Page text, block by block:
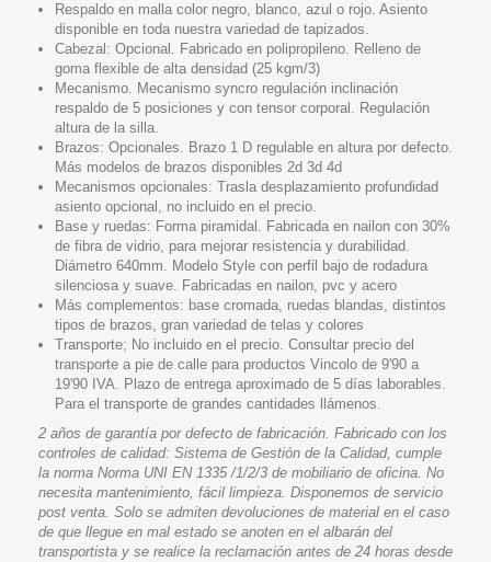
Respaldo en malla color negro, blanco, azul o rojo. Asiento
disponible en toda nuestra variedad de tapizados.
Cabezal: Opcional . Fabricado en polipropileno. Relleno de
goma flexible de alta densidad (25 kgm/3)
Mecanismo. Mecanismo syncro regulación inclinación
respaldo de 5 posiciones y con tensor corporal. Regulación
altura de la silla.
Brazos: Opcionales. Brazo 1 D regulable en altura por defecto.
Más modelos de brazos disponibles 2d 3d 4d
Mecanismos opcionales: Trasla desplazamiento profundidad
asiento opcional, no incluido en el precio.
Base y ruedas: Forma piramidal. Fabricada en nailon con 30%
de fibra de vidrio, para mejorar resistencia y durabilidad.
Diámetro 640mm. Modelo Style con perfil bajo de rodadura
silenciosa y suave. Fabricadas en nailon, pvc y acero
Más complementos: base cromada, ruedas blandas, distintos
tipos de brazos, gran variedad de telas y colores
Transporte; No incluido en el precio. Consultar precio del
transporte a pie de calle para productos Vincolo de 9'90 a
19'90 IVA. Plazo de entrega aproximado de 5 días laborables.
Para el transporte de grandes cantidades llámenos.
2 años de garantía por defecto de fabricación. Fabricado con los
controles de calidad: Sistema de Gestión de la Calidad, cumple
la norma Norma UNI EN 1335 /1/2/3 de mobiliario de oficina. No
necesita mantenimiento, fácil limpieza. Disponemos de servicio
post venta. Solo se admiten devoluciones de material en el caso
de que llegue en mal estado se anoten en el albarán del
transportista y se realice la reclamación antes de 24 horas desde